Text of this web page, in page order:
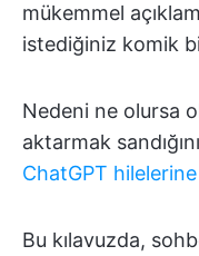
mükemmel
istediğiniz komik
Nedeni ne olursa
aktarmak
ChatGPT hilelerine
Bu kılavuzda,